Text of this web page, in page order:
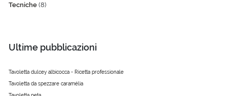
Tecniche (8)
Ultime pubblicazioni
Tavoletta dulcey albicocca - Ricetta professionale
Tavoletta da spezzare caramélia